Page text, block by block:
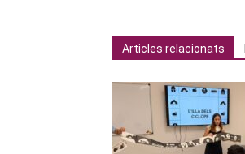
Articles relacionats